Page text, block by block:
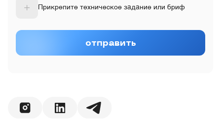
Прикрепите техническое задание или бриф
отправить